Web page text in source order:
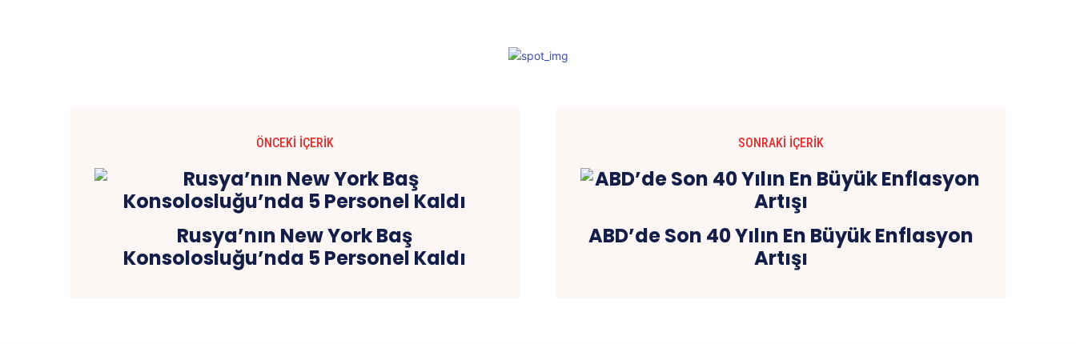
ÖNCEKI İÇERIK
Rusya’nın New York Baş
Konsolosluğu’nda 5 Personel Kaldı
SONRAKI İÇERIK
ABD’de Son 40 Yılın En Büyük Enflasyon
Artışı